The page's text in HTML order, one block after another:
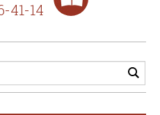
41-14